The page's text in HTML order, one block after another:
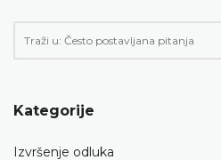
Kategorije
Izvršenje odluka